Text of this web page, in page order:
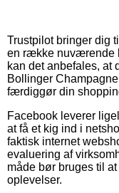
Trustpilot bringer dig
en række nuværende
kan det anbefales, at
Bollinger
færdiggør din
Facebook leverer
at få et kig ind i
faktisk internet
evaluering af
måde bør bruges til
oplevelser.